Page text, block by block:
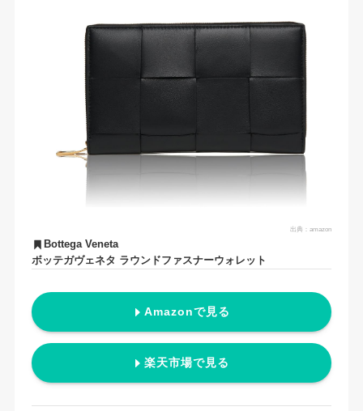
出典：amazon
Bottega Veneta
ボッテガヴェネタ ラウンドファスナーウォレット
Amazonで見る
楽天市場で見る